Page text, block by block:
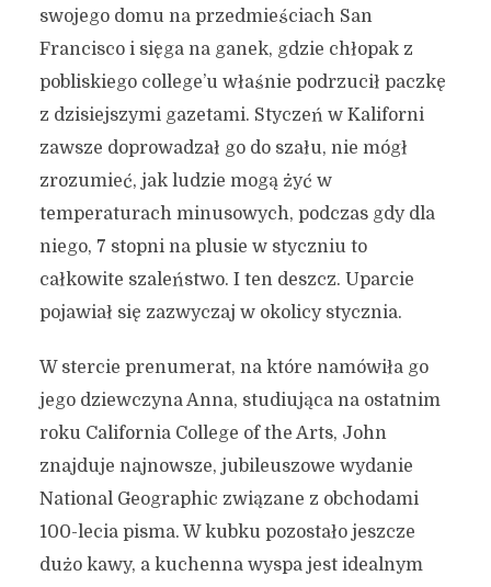
swojego domu na przedmieściach San
Francisco i sięga na ganek, gdzie chłopak z
pobliskiego college’u właśnie podrzucił paczkę
z dzisiejszymi gazetami. Styczeń w Kaliforni
zawsze doprowadzał go do szału, nie mógł
zrozumieć, jak ludzie mogą żyć w
temperaturach minusowych, podczas gdy dla
niego, 7 stopni na plusie w styczniu to
całkowite szaleństwo. I ten deszcz. Uparcie
pojawiał się zazwyczaj w okolicy stycznia.
W stercie prenumerat, na które namówiła go
jego dziewczyna Anna, studiująca na ostatnim
roku California College of the Arts, John
znajduje najnowsze, jubileuszowe wydanie
National Geographic związane z obchodami
100-lecia pisma. W kubku pozostało jeszcze
dużo kawy, a kuchenna wyspa jest idealnym